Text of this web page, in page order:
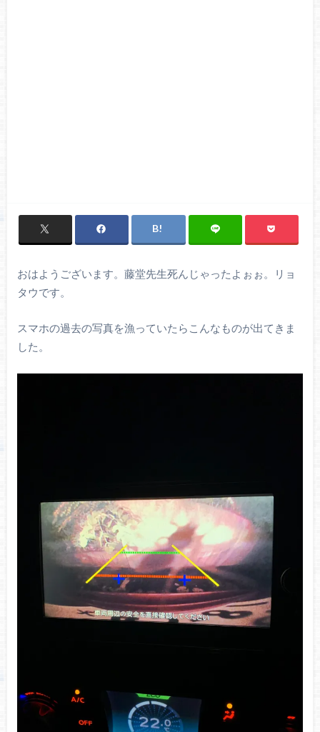
おはようございます。藤堂先生死んじゃったよぉぉ。リョ
タウです。
スマホの過去の写真を漁っていたらこんなものが出てきま
した。